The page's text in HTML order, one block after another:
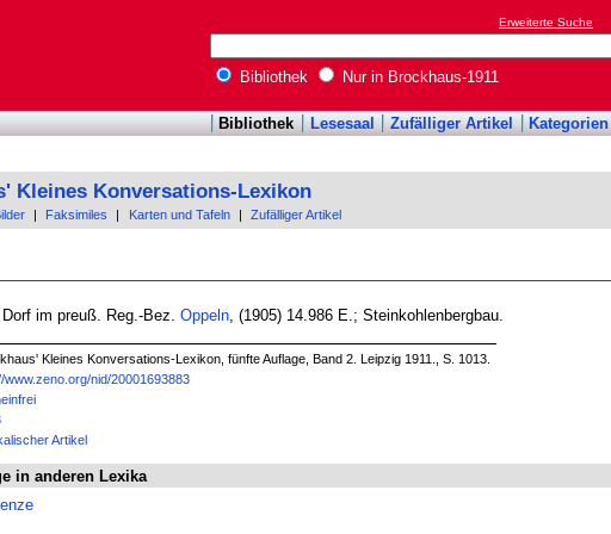
Erweiterte Suche
Bibliothek Nur in Brockhaus-1911
Bibliothek Lesesaal Zufälliger Artikel Kategorien
Kleines Konversations-Lexikon
Faksimiles Karten und Tafeln Zufälliger Artikel
im preuß. Reg.-Bez. Oppeln, (1905) 14.986 E.; Steinkohlenbergbau.
Kleines Konversations-Lexikon, fünfte Auflage, Band 2. Leipzig 1911., S. 1013.
www.zeno.org/nid/20001693883
Artikel
in anderen Lexika